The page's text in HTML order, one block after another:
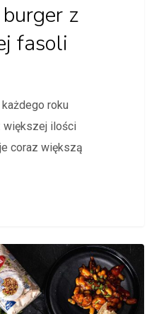
z
fasoli
każdego roku
większej ilości
coraz większą